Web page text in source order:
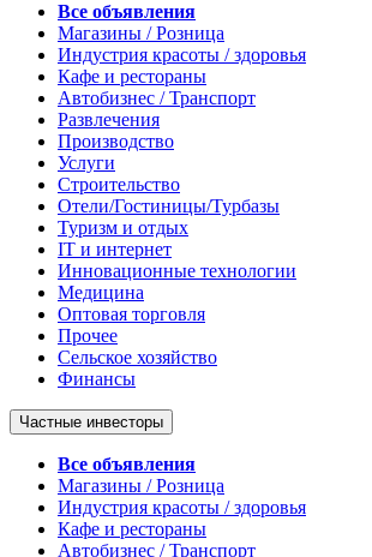
Все объявления
Магазины / Розница
Индустрия красоты / здоровья
Кафе и рестораны
Автобизнес / Транспорт
Развлечения
Производство
Услуги
Строительство
Отели/Гостиницы/Турбазы
Туризм и отдых
IT и интернет
Инновационные технологии
Медицина
Оптовая торговля
Прочее
Сельское хозяйство
Финансы
Частные инвесторы
Все объявления
Магазины / Розница
Индустрия красоты / здоровья
Кафе и рестораны
Автобизнес / Транспорт